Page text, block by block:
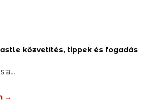
közvetítés, tippek és fogadás
a
→